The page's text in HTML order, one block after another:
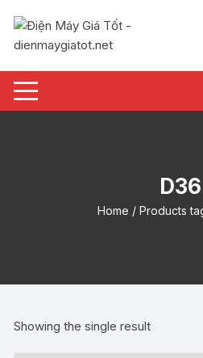
nội
D36
Home / Products
Showing the single result